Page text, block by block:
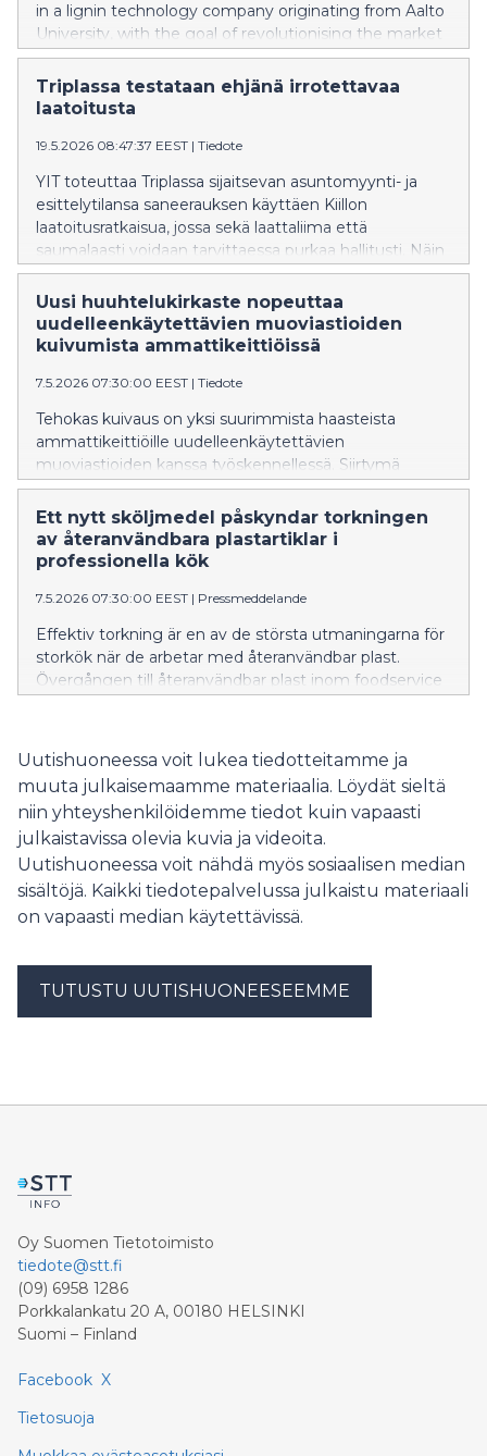
in a lignin technology company originating from Aalto
University, with the goal of revolutionising the market
for coatings and adhesives in industry and
construction.
Triplassa testataan ehjänä irrotettavaa
laatoitusta
19.5.2026 08:47:37 EEST | Tiedote
YIT toteuttaa Triplassa sijaitsevan asuntomyynti- ja
esittelytilansa saneerauksen käyttäen Kiillon
laatoitusratkaisua, jossa sekä laattaliima että
saumalaasti voidaan tarvittaessa purkaa hallitusti. Näin
kaakelit voidaan irrottaa ehjinä ilman rakenteiden
rikkomista. Yhteensä yli 100 neliömetriä seinäpintoja
saneerataan Triplassa uraauurtavalla laatoitusratkaisulla.
Uusi huuhtelukirkaste nopeuttaa
uudelleenkäytettävien muoviastioiden
kuivumista ammattikeittiöissä
7.5.2026 07:30:00 EEST | Tiedote
Tehokas kuivaus on yksi suurimmista haasteista
ammattikeittiöille uudelleenkäytettävien
muoviastioiden kanssa työskennellessä. Siirtymä
uudelleenkäytettäviin muoveihin ravintola-alalla
kuitenkin kiihtyy nopeasti EU:n tiukentuvien
kertakäyttömuovimääräysten myötä. Tilanteen
helpottamiseksi on lanseerattu uusi
Ett nytt sköljmedel påskyndar torkningen
av återanvändbara plastartiklar i
professionella kök
7.5.2026 07:30:00 EEST | Pressmeddelande
Effektiv torkning är en av de största utmaningarna för
storkök när de arbetar med återanvändbar plast.
Övergången till återanvändbar plast inom foodservice
har lanserats för att underlätta denna övergång.
Uutishuoneessa voit lukea tiedotteitamme ja
muuta julkaisemaamme materiaalia. Löydät sieltä
niin yhteyshenkilöidemme tiedot kuin vapaasti
julkaistavissa olevia kuvia ja videoita.
Uutishuoneessa voit nähdä myös sosiaalisen median
sisältöjä. Kaikki tiedotepalvelussa julkaistu materiaali
on vapaasti median käytettävissä.
TUTUSTU UUTISHUONEESEEMME
Oy Suomen Tietotoimisto
tiedote@stt.fi
(09) 6958 1286
Porkkalankatu 20 A, 00180 HELSINKI
Suomi – Finland
Facebook X
Tietosuoja